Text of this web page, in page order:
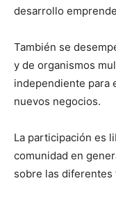
desarrollo
También se
y de organismos
independiente para
nuevos negocios.
La participación es
comunidad en
sobre las diferentes